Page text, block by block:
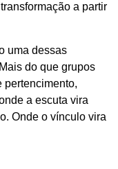
a partir
uma dessas
do que grupos
pertencimento,
a escuta vira
Onde o vínculo vira